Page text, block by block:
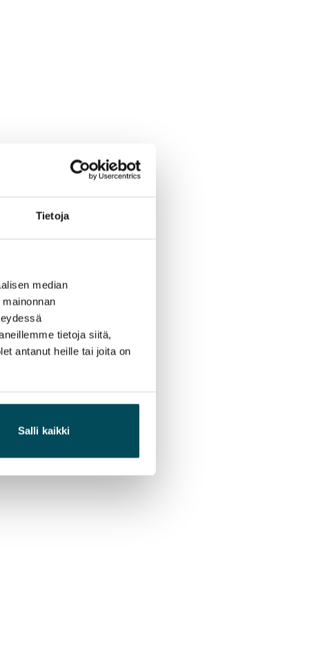
Tietoja
median
tietoja siitä,
antanut heille tai joita on
Salli kaikki